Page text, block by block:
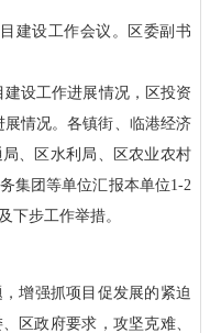
建设工作会议。区委副书
设工作进展情况，区投资
情况。各镇街、临港经济
、区水利局、区农业农村
集团等单位汇报本单位1-2
下步工作举措。
增强抓项目促发展的紧迫
区政府要求，攻坚克难、